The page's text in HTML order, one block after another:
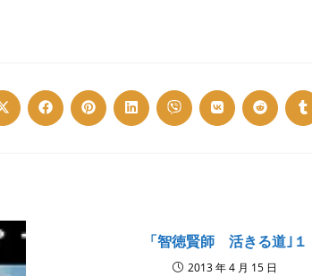
Opens
in
Opens
in
Opens
in
Opens
in
Opens
in
Opens
in
Opens
in
「智徳賢師 活きる道｣１
2013 年 4 月 15 日